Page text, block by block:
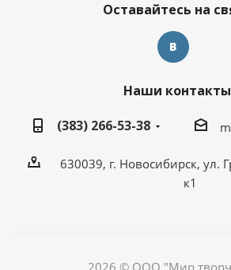
Оставайтесь на
Наши контакты
(383) 266-53-38
630039, г. Новосибирск, ул.
к1
2026 © ООО "Мир